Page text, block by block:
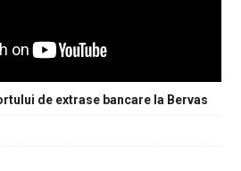
de extrase bancare la Bervas